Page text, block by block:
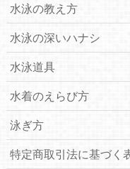
水泳の教え方
水泳の深いハナシ
水泳道具
水着のえらび方
泳ぎ方
特定商取引法に基づく